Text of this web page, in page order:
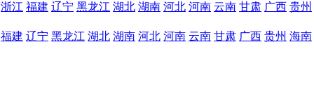
浙江 福建 辽宁 黑龙江 湖北 湖南 河北 河南 云南 甘肃 广西 贵州
福建 辽宁 黑龙江 湖北 湖南 河北 河南 云南 甘肃 广西 贵州 海南